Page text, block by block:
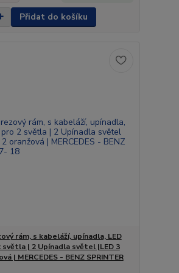
Přidat do košíku
rám, s kabeláží, upínadla, LED
světla | 2 Upínadla světel |LED 3
| MERCEDES - BENZ SPRINTER